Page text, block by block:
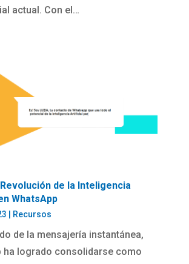
actual. Con el…
de la Inteligencia
WhatsApp
Recursos
de la mensajería instantánea,
ha logrado consolidarse como